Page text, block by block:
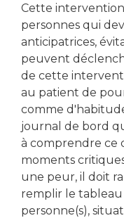
Cette
personnes qui
anticipatrices,
peuvent
de cette
au patient de
comme
journal de bord
à comprendre ce
moments
une peur, il doit
remplir le
personne(s),